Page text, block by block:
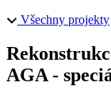
Všechny projekty
AGA -